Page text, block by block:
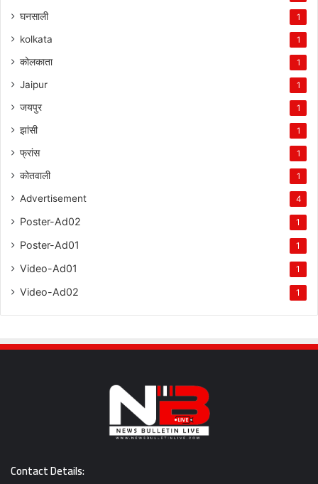
घनसाली 1
kolkata 1
कोलकाता 1
Jaipur 1
जयपुर 1
झांसी 1
फ्रांस 1
कोतवाली 1
Advertisement 4
Poster-Ad02 1
Poster-Ad01 1
Video-Ad01 1
Video-Ad02 1
Contact Details: